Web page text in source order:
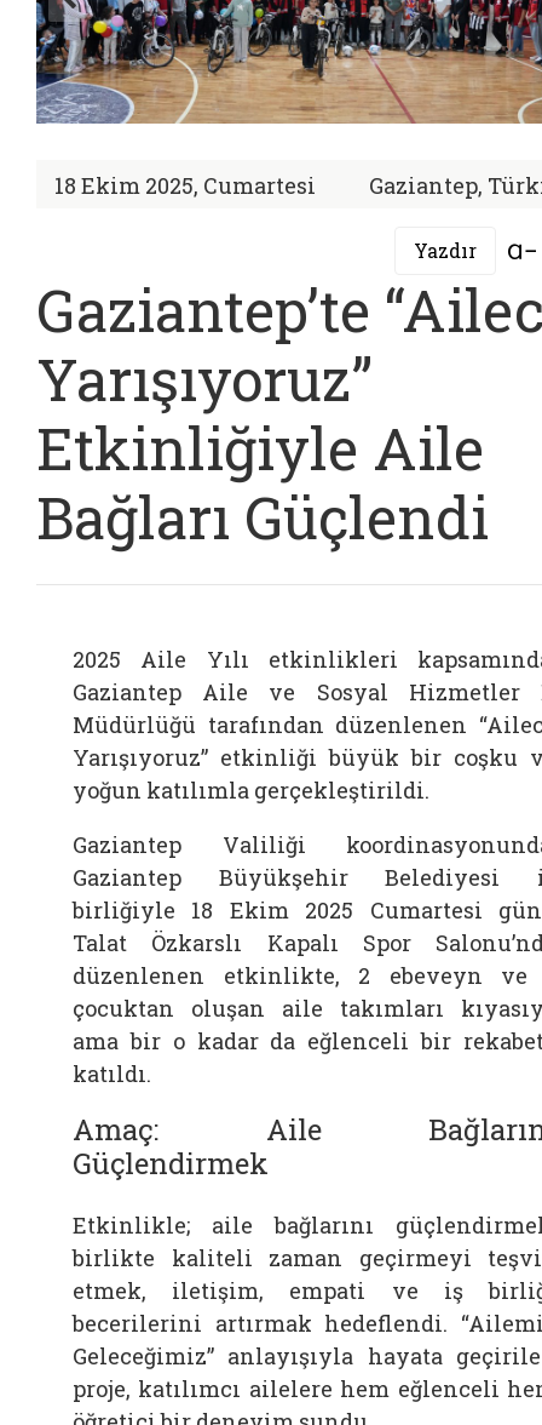
18 Ekim 2025, Cumartesi Gaziantep,
Yazdır
Gaziantep’te
Yarışıyoruz”
Etkinliğiyle Aile
Bağları Güçlendi
2025 Aile Yılı etkinlikleri
Gaziantep Aile ve Sosyal Hizmetler
Müdürlüğü tarafından düzenlenen
Yarışıyoruz” etkinliği büyük bir coşku
yoğun katılımla gerçekleştirildi.
Gaziantep Valiliği
Gaziantep Büyükşehir Belediyesi
birliğiyle 18 Ekim 2025 Cumartesi
Talat Özkarslı Kapalı Spor
düzenlenen etkinlikte, 2 ebeveyn ve
çocuktan oluşan aile takımları
ama bir o kadar da eğlenceli bir
katıldı.
Amaç: Aile
Güçlendirmek
Etkinlikle; aile bağlarını
birlikte kaliteli zaman geçirmeyi
etmek, iletişim, empati ve iş
becerilerini artırmak hedeflendi.
Geleceğimiz” anlayışıyla hayata
proje, katılımcı ailelere hem eğlenceli